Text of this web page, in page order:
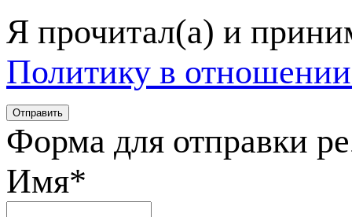
Я прочитал(а) и
Политику в
Форма для отправки
Имя*